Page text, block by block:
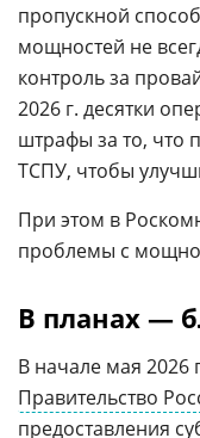
пропускной
мощностей не
контроль за
2026 г. десятки
штрафы за то, что
ТСПУ, чтобы
При этом в
проблемы с
В планах —
В начале мая 2026
Правительство
предоставления